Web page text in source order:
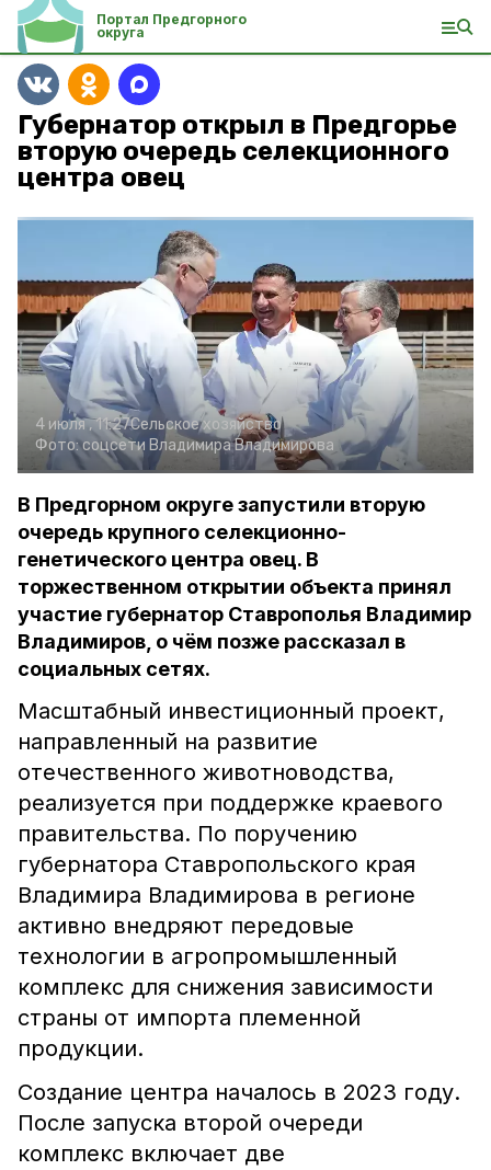
Портал Предгорного
округа
Губернатор открыл в Предгорье
вторую очередь селекционного
центра овец
4 июля , 11:27Сельское хозяйство
Фото:соцсети Владимира Владимирова
В Предгорном округе запустили вторую
очередь крупного селекционно-
генетического центра овец. В
торжественном открытии объекта принял
участие губернатор Ставрополья Владимир
Владимиров, о чём позже рассказал в
социальных сетях.
Масштабный инвестиционный проект,
направленный на развитие
отечественного животноводства,
реализуется при поддержке краевого
правительства. По поручению
губернатора Ставропольского края
Владимира Владимирова в регионе
активно внедряют передовые
технологии в агропромышленный
комплекс для снижения зависимости
страны от импорта племенной
продукции.
Создание центра началось в 2023 году.
После запуска второй очереди
комплекс включает две